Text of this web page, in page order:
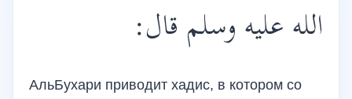
الله عليه وسلم قال:
АльБухари приводит хадис, в котором со